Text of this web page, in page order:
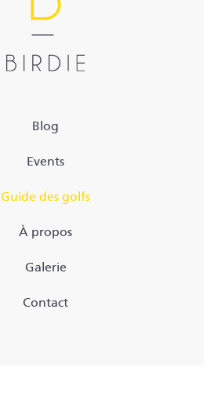
Blog
Events
Guide des golfs
À propos
Galerie
Contact